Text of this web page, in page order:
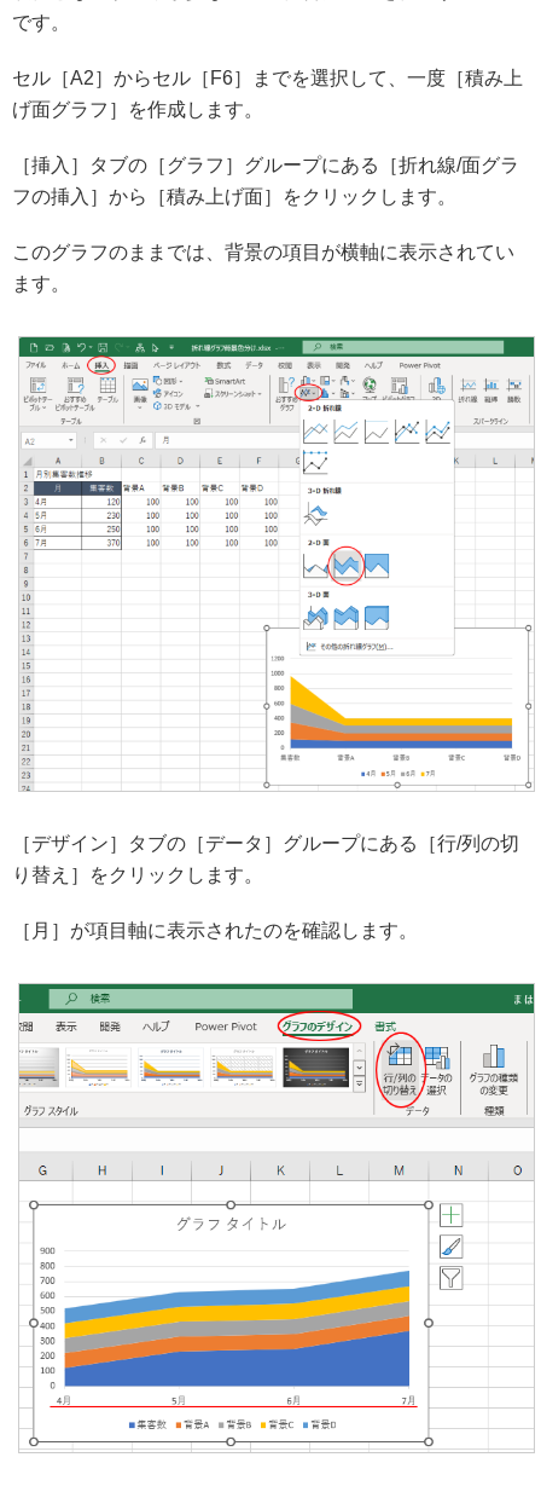
です。
セル［A2］からセル［F6］までを選択して、一度［積み上
げ面グラフ］を作成します。
［挿入］タブの［グラフ］グループにある［折れ線/面グラ
フの挿入］から［積み上げ面］をクリックします。
このグラフのままでは、背景の項目が横軸に表示されてい
ます。
［デザイン］タブの［データ］グループにある［行/列の切
り替え］をクリックします。
［月］が項目軸に表示されたのを確認します。